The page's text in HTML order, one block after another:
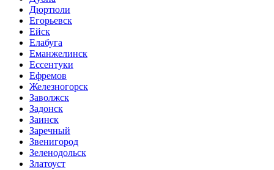
Дюртюли
Егорьевск
Ейск
Елабуга
Еманжелинск
Ессентуки
Ефремов
Железногорск
Заволжск
Задонск
Заинск
Заречный
Звенигород
Зеленодольск
Златоуст